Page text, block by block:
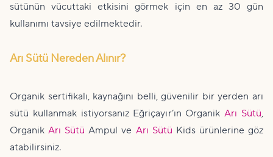
sütünün vücuttaki etkisini görmek için en az 30 gün
kullanımı tavsiye edilmektedir.
Arı Sütü Nereden Alınır?
Organik sertifikalı, kaynağını belli, güvenilir bir yerden arı
sütü kullanmak istiyorsanız Eğriçayır’ın OrganikArı Sütü,
OrganikArı Sütü Ampul ve Arı Sütü Kids ürünlerine göz
atabilirsiniz.